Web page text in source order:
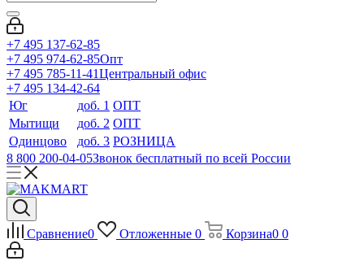
+7 495 137-62-85
+7 495 974-62-85Опт
+7 495 785-11-41Центральный офис
+7 495 134-42-64
Юг
доб. 1 ОПТ
Мытищи
доб. 2 ОПТ
Одинцово
доб. 3 РОЗНИЦА
8 800 200-04-05Звонок бесплатный по всей России
Сравнение0 Отложенные 0 Корзина0 0